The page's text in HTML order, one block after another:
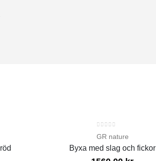
GR nature
Byxa med slag och fickor